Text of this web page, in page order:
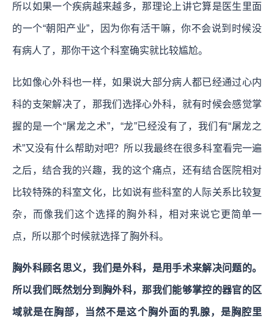
所以如果一个疾病越来越多，那理论上讲它算是医生里面
的一个“朝阳产业”，因为你有活干嘛，你不会说到时候没
有病人了，那你干这个科室确实就比较尴尬。
比如像心外科也一样，如果说大部分病人都已经通过心内
科的支架解决了，那我们选择心外科，就有时候会感觉掌
握的是一个“屠龙之术”，“龙”已经没有了，我们有“屠龙之
术”又没有什么帮助对吧？所以我最终在很多科室看完一遍
之后，结合我的兴趣，我的这个痛点，还有结合医院相对
比较特殊的科室文化，比如说有些科室的人际关系比较复
杂，而像我们这个选择的胸外科，相对来说它更简单一
点，所以那个时候就选择了胸外科。
胸外科顾名思义，我们是外科，是用手术来解决问题的。
所以我们既然划分到胸外科，那我们能够掌控的器官的区
域就是在胸部，当然不是这个胸外面的乳腺，是胸腔里